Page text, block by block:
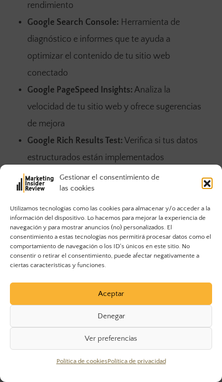
Gestionar el consentimiento de
las cookies
Utilizamos tecnologías como las cookies para almacenar y/o acceder a la
información del dispositivo. Lo hacemos para mejorar la experiencia de
navegación y para mostrar anuncios (no) personalizados. El
consentimiento a estas tecnologías nos permitirá procesar datos como el
comportamiento de navegación o los ID's únicos en este sitio. No
consentir o retirar el consentimiento, puede afectar negativamente a
ciertas características y funciones.
Aceptar
Denegar
Ver preferencias
Política de cookiesPolítica de privacidad
rendimiento
Google Search Console: Herramienta de
diagnóstico e informes que te ayuda a
optimizar el contenido de tu sitio web
conectado
Google PageSpeed Insights: Analiza la
velocidad de tu sitio web y ofrece sugerencias
de mejora
Google Rich Results Test: Verifica si tus datos
estructurados están implementados
correctamente
Google Lighthouse:
completa de tu sitio web
Determinar la «mejor» herramienta de SEO no es
realmente posible, ya que hay tantas clases
diferentes de software SEO para elegir.Elegir el
tamaño de tu organización y la capacidad de la
herramienta para integrarse con otro software
del que dependes.
Las herramientas de SEO son más efectivas
cuando se integran con tus otros flujos de